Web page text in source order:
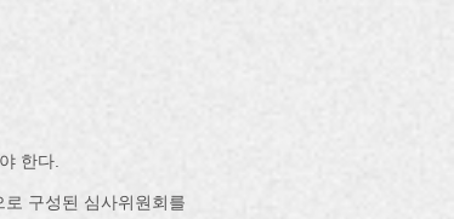
한다.
구성된 심사위원회를